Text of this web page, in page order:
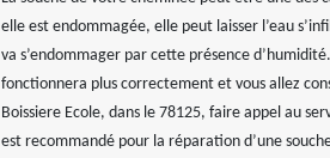
elle est endommagée, elle peut laisser l’eau
va s’endommager par cette présence
fonctionnera plus correctement et vous allez
Boissiere Ecole, dans le 78125, faire appel au
est recommandé pour la réparation d’une